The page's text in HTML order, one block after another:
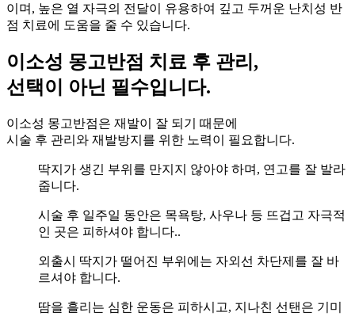
이며, 높은 열 자극의 전달이 유용하여 깊고 두꺼운 난치성 반
점 치료에 도움을 줄 수 있습니다.
이소성 몽고반점 치료 후 관리,
선택이 아닌 필수입니다.
이소성 몽고반점은 재발이 잘 되기 때문에
시술 후 관리와 재발방지를 위한 노력이 필요합니다.
딱지가 생긴 부위를 만지지 않아야 하며, 연고를 잘 발라
줍니다.
시술 후 일주일 동안은 목욕탕, 사우나 등 뜨겁고 자극적
인 곳은 피하셔야 합니다..
외출시 딱지가 떨어진 부위에는 자외선 차단제를 잘 바
르셔야 합니다.
땀을 흘리는 심한 운동은 피하시고, 지나친 선탠은 기미